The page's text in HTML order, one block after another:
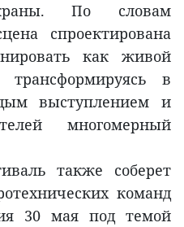
По словам
спроектирована
как живой
трансформируясь в
выступлением и
многомерный
также соберет
команд
30 мая под темой